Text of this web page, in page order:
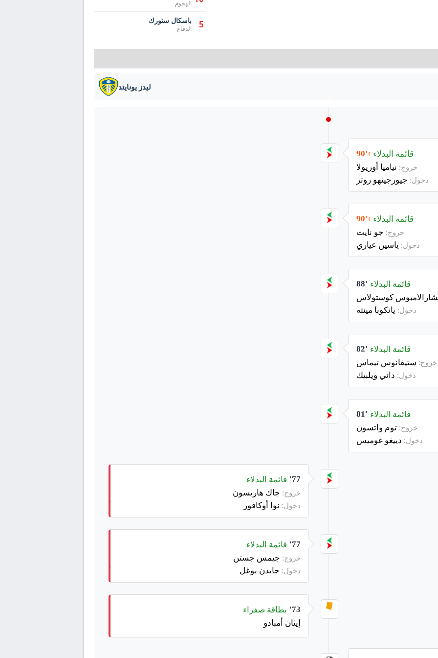
الهجوم
5 باسكال ستورك
الدفاع
ليدز يونايتد
90'4 قائمة البدلاء
خروج: نياميا أوريولا
دخول: جيورجينهو روتر
90'4 قائمة البدلاء
خروج: جو نايت
دخول: ياسين عياري
88' قائمة البدلاء
كوستولاس
دخول: يانكوبا مينته
82' قائمة البدلاء
خروج: ستيفانوس تيماس
دخول: داني ويلبيك
81' قائمة البدلاء
خروج: توم واتسون
دخول: دييغو غوميس
77' قائمة البدلاء
خروج: جاك هاريسون
دخول: نوا أوكافور
77' قائمة البدلاء
خروج: جيمس جستن
دخول: جايدن بوغل
73'
بطاقة صفراء
إيثان أمبادو